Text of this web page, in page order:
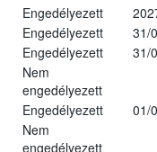
Engedélyezett
Engedélyezett
31/
Engedélyezett
31/
Nem
engedélyezett
Engedélyezett
01/
Nem
engedélyezett